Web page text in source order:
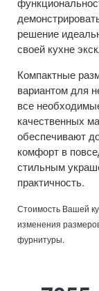
решение
своей кухне
Компактные
вариантом для
все
качественных
обеспечивают
комфорт в
стильным
практичность.
Стоимость Вашей
изменения
фурнитуры.